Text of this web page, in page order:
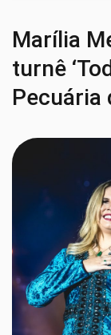
Marília
turnê
Pecuária